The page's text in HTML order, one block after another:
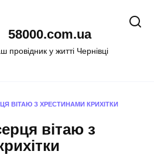
58000.com.ua
провідник у житті Чернівці
ВІТАЮ З ХРЕСТИНАМИ КРИХІТКИ
вітаю з